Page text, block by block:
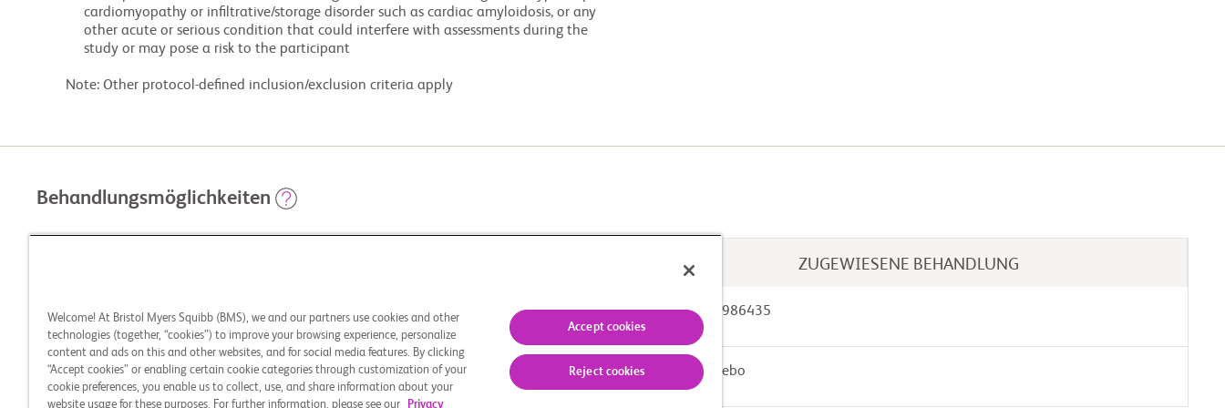
        Note: Other protocol-defined inclusion/exclusion criteria apply
Behandlungsmöglichkeiten
ZUGEWIESENE BEHANDLUNG
Experimental: BMS-986435 Drug: BMS-986435
Placebo Comparator: Placebo Other: Placebo
Welcome! At Bristol Myers Squibb (BMS), we and our partners use cookies and other
technologies (together, “cookies”) to improve your browsing experience, personalize
content and ads on this and other websites, and for social media features. By clicking
“Accept cookies” or enabling certain cookie categories through customization of your
cookie preferences, you enable us to collect, use, and share information about your
website usage for these purposes. For further information, please see our
Privacy
Accept cookies
Reject cookies